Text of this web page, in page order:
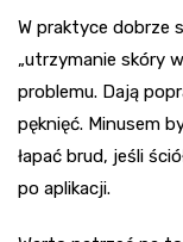
W praktyce dobrze
„utrzymanie skóry
problemu. Dają
pęknięć. Minusem
łapać brud, jeśli
po aplikacji.